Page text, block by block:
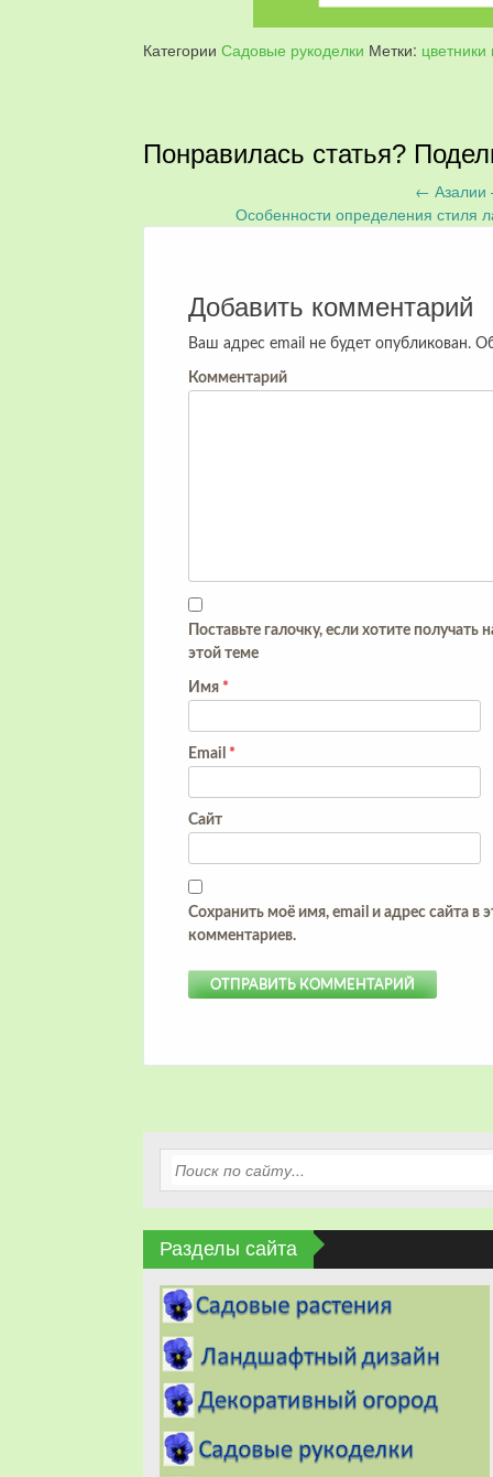
Категории Садовые рукоделки Метки:
Понравилась статья?
Запись
← Азалии
Особенности определения стиля
Добавить комментарий
Ваш адрес email не будет опубликован.
Комментарий
Поставьте галочку, если хотите
этой теме
Имя *
Email *
Сайт
Сохранить моё имя, email и адрес сайта
комментариев.
Разделы сайта